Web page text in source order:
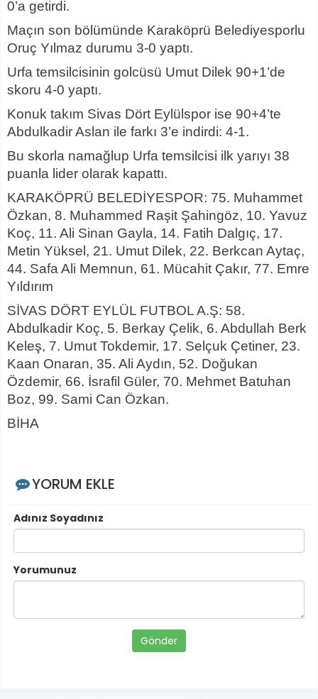
0’a getirdi.
Maçın son bölümünde Karaköprü Belediyesporlu
Oruç Yılmaz durumu 3-0 yaptı.
Urfa temsilcisinin golcüsü Umut Dilek 90+1’de
skoru 4-0 yaptı.
Konuk takım Sivas Dört Eylülspor ise 90+4’te
Abdulkadir Aslan ile farkı 3’e indirdi: 4-1.
Bu skorla namağlup Urfa temsilcisi ilk yarıyı 38
puanla lider olarak kapattı.
KARAKÖPRÜ BELEDİYESPOR: 75. Muhammet
Özkan, 8. Muhammed Raşit Şahingöz, 10. Yavuz
Koç, 11. Ali Sinan Gayla, 14. Fatih Dalgıç, 17.
Metin Yüksel, 21. Umut Dilek, 22. Berkcan Aytaç,
44. Safa Ali Memnun, 61. Mücahit Çakır, 77. Emre
Yıldırım
SİVAS DÖRT EYLÜL FUTBOL A.Ş: 58.
Abdulkadir Koç, 5. Berkay Çelik, 6. Abdullah Berk
Keleş, 7. Umut Tokdemir, 17. Selçuk Çetiner, 23.
Kaan Onaran, 35. Ali Aydın, 52. Doğukan
Özdemir, 66. İsrafil Güler, 70. Mehmet Batuhan
Boz, 99. Sami Can Özkan.
BİHA
YORUM EKLE
Adınız Soyadınız
Yorumunuz
Gönder